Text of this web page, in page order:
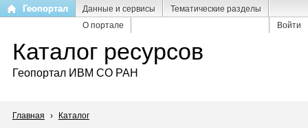
Перейти
содержанию
Геопортал Данные и сервисы
Тематические разделы
О портале
Войти
Каталог ресурсов
Геопортал ИВМ СО РАН
Главная › Каталог